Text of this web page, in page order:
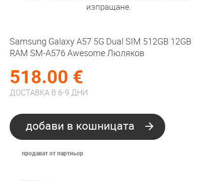
изпращане.
Samsung Galaxy A57 5G Dual SIM 512GB 12GB
RAM SM-A576 Awesome Люляков
518.00 €
ДОСТАВКА В 6-9 ДНИ
добави в кошницата
продават от партньор